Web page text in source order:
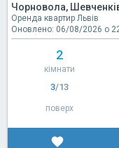
Чорновола,
Оренда квартир Львів
Оновлено: 06/08/2026 о
2
кімнати
3/13
поверх